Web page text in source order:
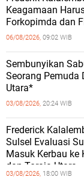
Keagamaan
Forkopimda dan
06/08/2026, 09:02 WIB
Sembunyikan
Seorang Pemuda
Utara*
03/08/2026, 20:24 WIB
Frederick
Sulsel Evaluasi
Masuk Kerbau ke
dan Toraja Utara
03/08/2026, 18:00 WIB